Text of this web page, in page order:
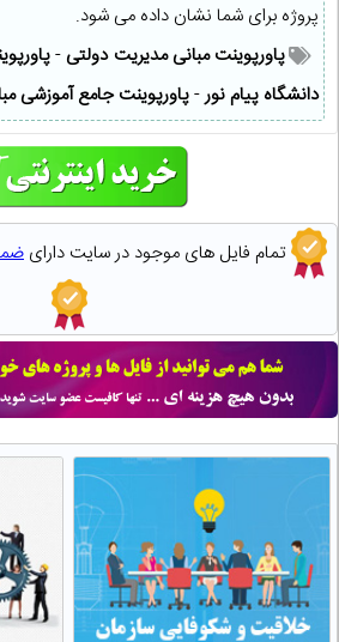
پروژه برای شما نشان داده می شود.
پاورپوینت مبانی مدیریت دولتی-
دانشگاه پیام نور-پاورپوینت جامع آموزشی
تمام فایل های موجود در سایت دارای